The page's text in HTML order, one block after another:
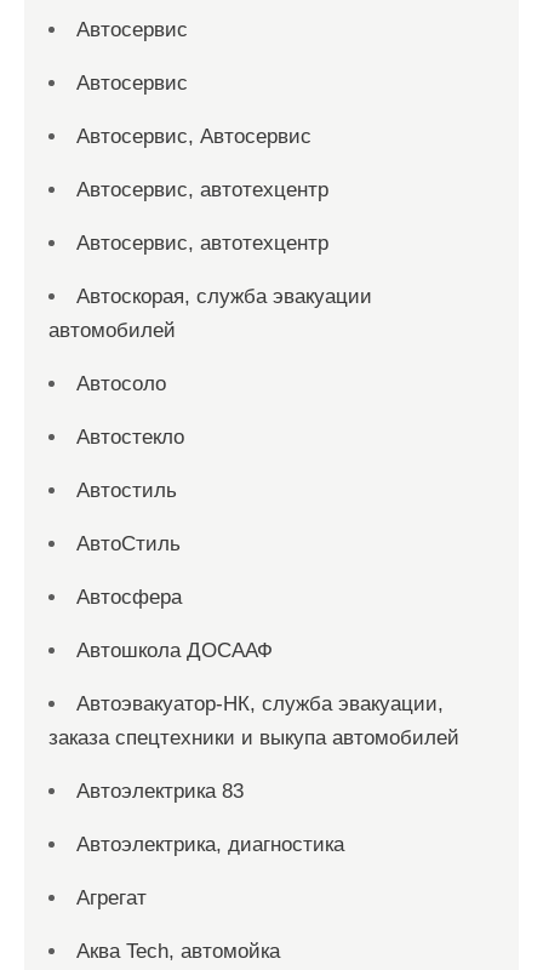
Автосервис
Автосервис
Автосервис, Автосервис
Автосервис, автотехцентр
Автосервис, автотехцентр
Автоскорая, служба эвакуации
автомобилей
Автосоло
Автостекло
Автостиль
АвтоСтиль
Автосфера
Автошкола ДОСААФ
Автоэвакуатор-НК, служба эвакуации,
заказа спецтехники и выкупа автомобилей
Автоэлектрика 83
Автоэлектрика, диагностика
Агрегат
Аква Tech, автомойка